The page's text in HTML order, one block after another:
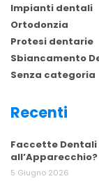
Impianti dentali
Ortodonzia
Protesi dentarie
Sbiancamento
Senza categoria
Recenti
Faccette Dentali
all’Apparecchio?
5 Giugno 2026